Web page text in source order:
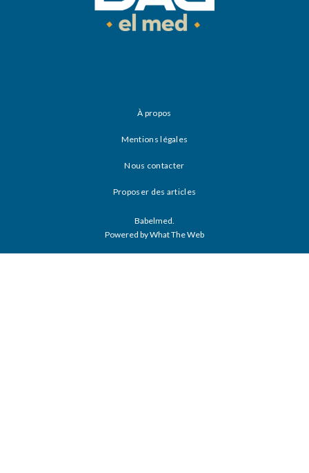
À propos
Mentions légales
Nous contacter
Proposer des articles
Babelmed.
Powered by What The Web